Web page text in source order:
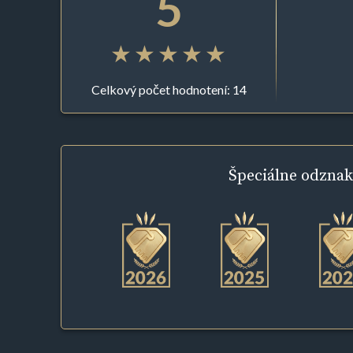
Celkový počet hodnotení: 14
Špeciálne